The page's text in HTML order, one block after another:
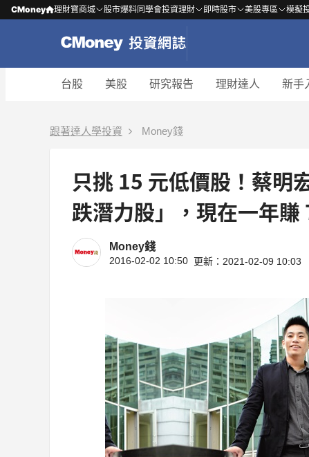
CMoney 理財寶商城 股市爆料同學會投資理財 即時股市 美股專區 模擬
台股 美股 研究報告 理財達人 新手
跟著達人學投資 Money錢
只挑 15 元低價股！蔡明
跌潛力股」，現在一年賺
Money錢
2016-02-02 10:50 更新：2021-02-09 10:03